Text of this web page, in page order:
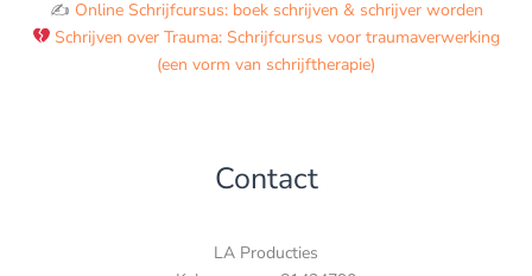
✍️ Online Schrijfcursus: boek schrijven & schrijver worden
Schrijven over Trauma: Schrijfcursus voor traumaverwerking
(een vorm van schrijftherapie)
Contact
LA Producties